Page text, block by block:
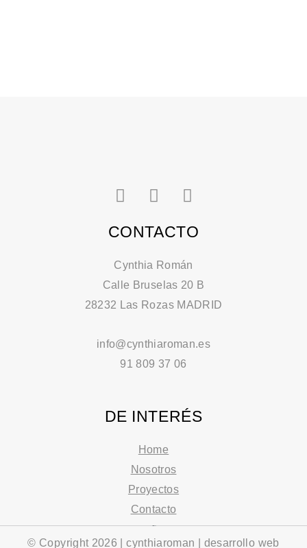
I
s
a
g
r
a
L
n
e
d
i
n
i
n
P
n
e
r
e
s
-
CONTACTO
Cynthia Román
Calle Bruselas 20 B
28232 Las Rozas MADRID
info@cynthiaroman.es
91 809 37 06
DE INTERÉS
Home
Nosotros
Proyectos
Contacto
© Copyright 2026 | cynthiaroman | desarrollo web